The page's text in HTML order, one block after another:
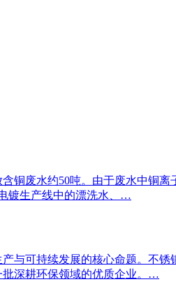
铜废水约50吨。由于废水中铜
镀生产线中的漂洗水、…
与可持续发展的核心命题。不
批深耕环保领域的优质企业。…